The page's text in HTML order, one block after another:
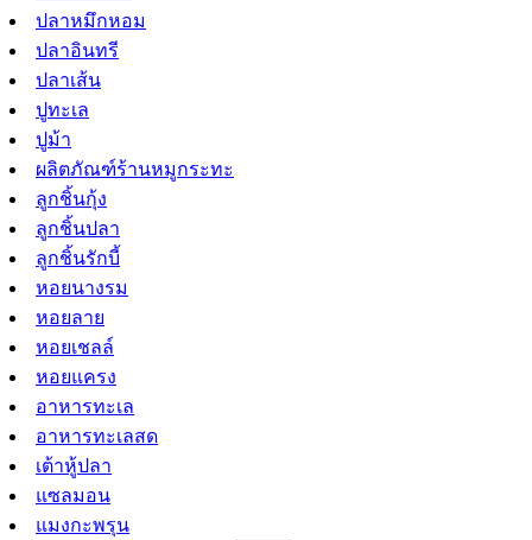
ปลาหมึกหอม
ปลาอินทรี
ปลาเส้น
ปูทะเล
ปูม้า
ผลิตภัณฑ์ร้านหมูกระทะ
ลูกชิ้นกุ้ง
ลูกชิ้นปลา
ลูกชิ้นรักบี้
หอยนางรม
หอยลาย
หอยเชลล์
หอยแครง
อาหารทะเล
อาหารทะเลสด
เต้าหู้ปลา
แซลมอน
แมงกะพรุน